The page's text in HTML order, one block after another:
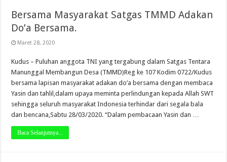
Bersama Masyarakat Satgas TMMD Adakan
Do’a Bersama.
Maret 28, 2020
Kudus – Puluhan anggota TNI yang tergabung dalam Satgas Tentara
Manunggal Membangun Desa (TMMD)Reg ke 107 Kodim 0722/Kudus
bersama lapisan masyarakat adakan do’a bersama dengan membaca
Yasin dan tahlil,dalam upaya meminta perlindungan kepada Allah SWT
sehingga seluruh masyarakat Indonesia terhindar dari segala bala
dan bencana,Sabtu 28/03/2020. “Dalam pembacaan Yasin dan …
Baca Selanjutnya...